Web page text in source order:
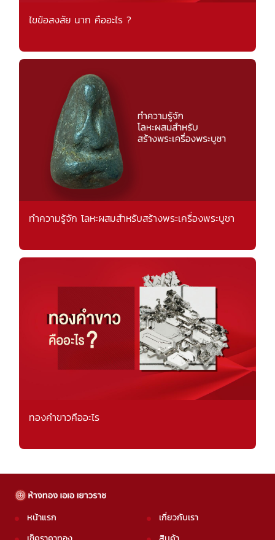
ไขข้อสงสัย นาก คืออะไร ?
ทำความรู้จัก โลหะผสมสำหรับสร้างพระเครื่องพระบูชา
ทองคำขาวคืออะไร
หน้าแรก
เกี่ยวกับเรา